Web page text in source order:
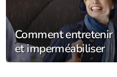
Comment entretenir
et imperméabiliser
son chapeau de pluie